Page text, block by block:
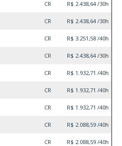
CR R$ 2.438,64 /30h
CR R$ 2.438,64 /30h
CR R$ 3.251,58 /40h
CR R$ 2.438,64 /30h
CR R$ 1.932,71 /40h
CR R$ 1.932,71 /40h
CR R$ 1.932,71 /40h
CR R$ 2.088,59 /40h
CR R$ 2.088,59 /40h